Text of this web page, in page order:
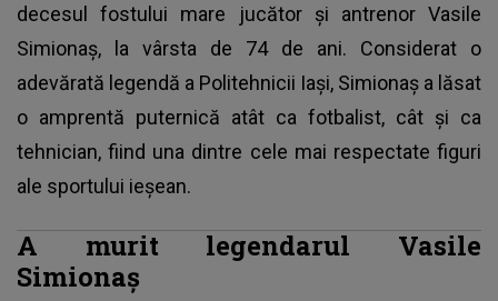
decesul fostului mare jucător și antrenor Vasile
Simionaș, la vârsta de 74 de ani. Considerat o
adevărată legendă a Politehnicii Iași, Simionaș a lăsat
o amprentă puternică atât ca fotbalist, cât și ca
tehnician, fiind una dintre cele mai respectate figuri
ale sportului ieșean.
A murit legendarul Vasile
Simionaș